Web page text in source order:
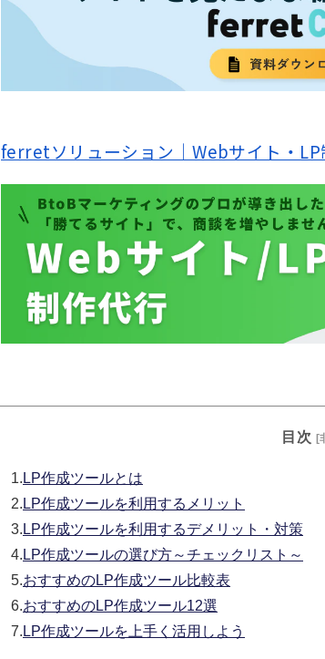
ferretソリューション｜Webサイト・LP
目次 [
1. LP作成ツールとは
2. LP作成ツールを利用するメリット
3. LP作成ツールを利用するデメリット・対策
4. LP作成ツールの選び方～チェックリスト～
5.おすすめのLP作成ツール比較表
6.おすすめのLP作成ツール12選
7. LP作成ツールを上手く活用しよう